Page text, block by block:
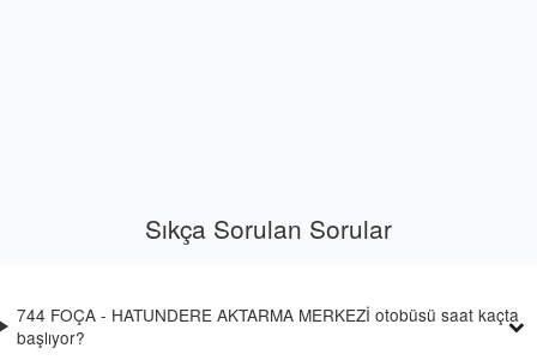
Sıkça Sorulan Sorular
744 FOÇA - HATUNDERE AKTARMA MERKEZİ otobüsü saat kaçta
başlıyor?